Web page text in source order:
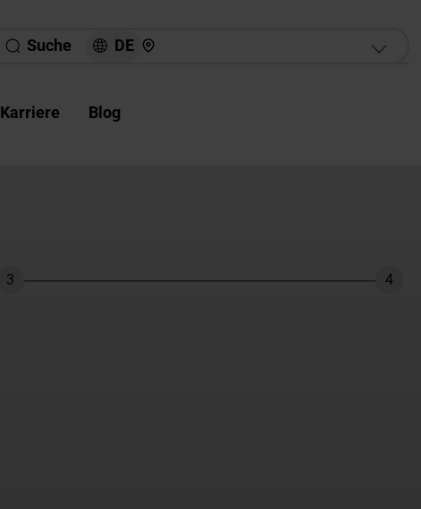
Suche DE Hier finden Sie uns
Karriere Blog
Schritt
3 4